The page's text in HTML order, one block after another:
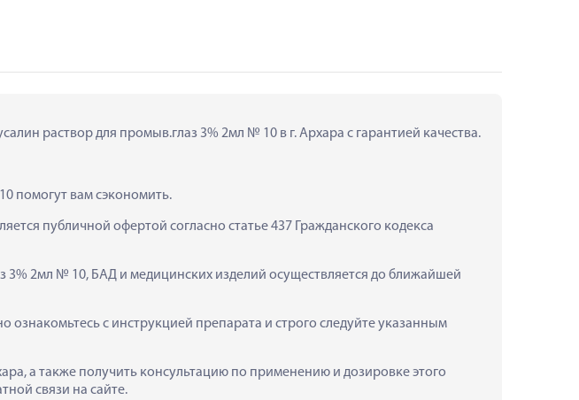
раствор для промыв.глаз 3% 2мл № 10 в г. Архара с гарантией качества.
помогут вам сэкономить.
публичной офертой согласно статье 437 Гражданского кодекса
3% 2мл № 10, БАД и медицинских изделий осуществляется до ближайшей
с инструкцией препарата и строго следуйте указанным
а также получить консультацию по применению и дозировке этого
связи на сайте.